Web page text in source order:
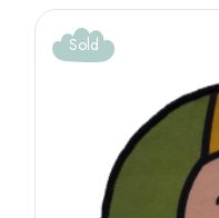
Sold